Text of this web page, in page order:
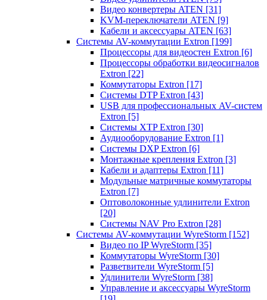
Видео конвертеры ATEN [31]
KVM-переключатели ATEN [9]
Кабели и аксессуары ATEN [63]
Системы AV-коммутации Extron [199]
Процессоры для видеостен Extron [6]
Процессоры обработки видеосигналов
Extron [22]
Коммутаторы Extron [17]
Системы DTP Extron [43]
USB для профессиональных AV-систем
Extron [5]
Системы XTP Extron [30]
Аудиооборудование Extron [1]
Системы DXP Extron [6]
Монтажные крепления Extron [3]
Кабели и адаптеры Extron [11]
Модульные матричные коммутаторы
Extron [7]
Оптоволоконные удлинители Extron
[20]
Системы NAV Pro Extron [28]
Системы AV-коммутации WyreStorm [152]
Видео по IP WyreStorm [35]
Коммутаторы WyreStorm [30]
Разветвители WyreStorm [5]
Удлинители WyreStorm [38]
Управление и аксессуары WyreStorm